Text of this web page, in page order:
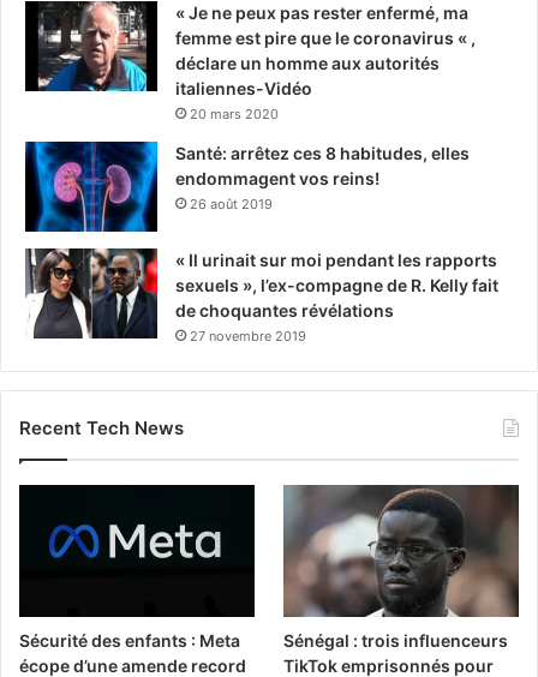
« Je ne peux pas rester enfermé, ma
femme est pire que le coronavirus « ,
déclare un homme aux autorités
italiennes-Vidéo
20 mars 2020
Santé: arrêtez ces 8 habitudes, elles
endommagent vos reins!
26 août 2019
« Il urinait sur moi pendant les rapports
sexuels », l’ex-compagne de R. Kelly fait
de choquantes révélations
27 novembre 2019
Recent Tech News
Sécurité des enfants : Meta
écope d’une amende record
Sénégal : trois influenceurs
TikTok emprisonnés pour